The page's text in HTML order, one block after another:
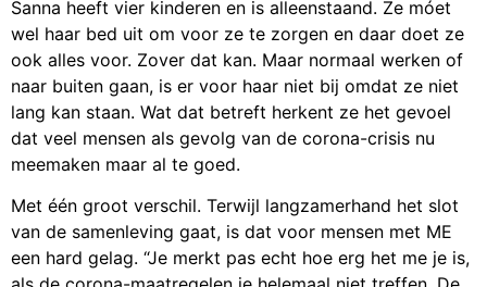
Sanna heeft vier kinderen en is alleenstaand. Ze móet
wel haar bed uit om voor ze te zorgen en daar doet ze
ook alles voor. Zover dat kan. Maar normaal werken of
naar buiten gaan, is er voor haar niet bij omdat ze niet
lang kan staan. Wat dat betreft herkent ze het gevoel
dat veel mensen als gevolg van de corona-crisis nu
meemaken maar al te goed.
Met één groot verschil. Terwijl langzamerhand het slot
van de samenleving gaat, is dat voor mensen met ME
een hard gelag. “Je merkt pas echt hoe erg het me je is,